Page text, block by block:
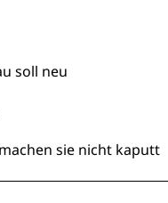
soll neu
sie nicht kaputt